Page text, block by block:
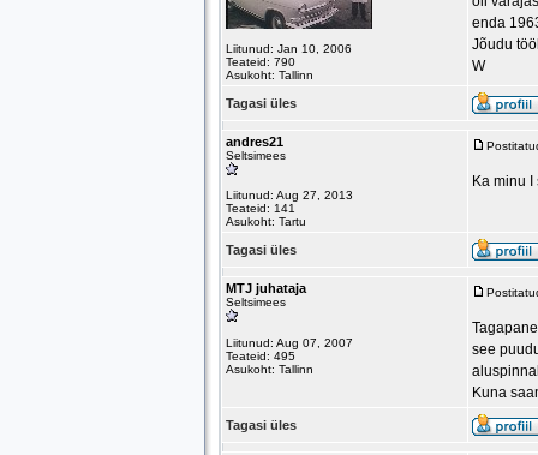
Liitunud: Jan 10, 2006
Teateid: 790
Asukoht: Tallinn
enda
Jõudu
W
Tagasi üles
andres21
Seltsimees
Liitunud: Aug 27, 2013
Teateid: 141
Asukoht: Tartu
Ka minu
Tagasi üles
MTJ juhataja
Seltsimees
Liitunud: Aug 07, 2007
Teateid: 495
Asukoht: Tallinn
see
Kuna
Tagasi üles